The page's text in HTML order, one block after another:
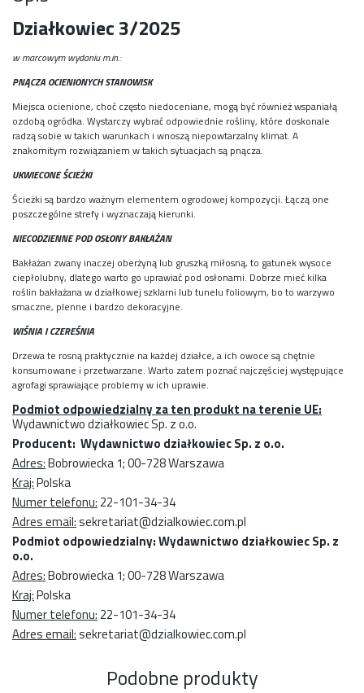
Działkowiec 3/2025
w marcowym wydaniu m.in.:
PNĄCZA OCIENIONYCH STANOWISK
Miejsca ocienione, choć często niedoceniane, mogą być również wspaniałą
ozdobą ogródka. Wystarczy wybrać odpowiednie rośliny, które doskonale
radzą sobie w takich warunkach i wnoszą niepowtarzalny klimat. A
znakomitym rozwiązaniem w takich sytuacjach są pnącza.
UKWIECONE ŚCIEŻKI
Ścieżki są bardzo ważnym elementem ogrodowej kompozycji. Łączą one
poszczególne strefy i wyznaczają kierunki.
NIECODZIENNE POD OSŁONY BAKŁAŻAN
Bakłażan zwany inaczej oberżyną lub gruszką miłosną, to gatunek wysoce
ciepłolubny, dlatego warto go uprawiać pod osłonami. Dobrze mieć kilka
roślin bakłażana w działkowej szklarni lub tunelu foliowym, bo to warzywo
smaczne, plenne i bardzo dekoracyjne.
WIŚNIA I CZEREŚNIA
Drzewa te rosną praktycznie na każdej działce, a ich owoce są chętnie
konsumowane i przetwarzane. Warto zatem poznać najczęściej występujące
agrofagi sprawiające problemy w ich uprawie.
Podmiot odpowiedzialny za ten produkt na terenie UE:
Wydawnictwo działkowiec Sp. z o.o.
Producent: Wydawnictwo działkowiec Sp. z o.o.
Adres:Bobrowiecka 1; 00-728 Warszawa
Kraj:Polska
Numer telefonu: 22-101-34-34
Adres email:sekretariat@dzialkowiec.com.pl
Podmiot odpowiedzialny: Wydawnictwo działkowiec Sp. z
o.o.
Adres:Bobrowiecka 1; 00-728 Warszawa
Kraj:Polska
Numer telefonu: 22-101-34-34
Adres email:sekretariat@dzialkowiec.com.pl
Podobne produkty